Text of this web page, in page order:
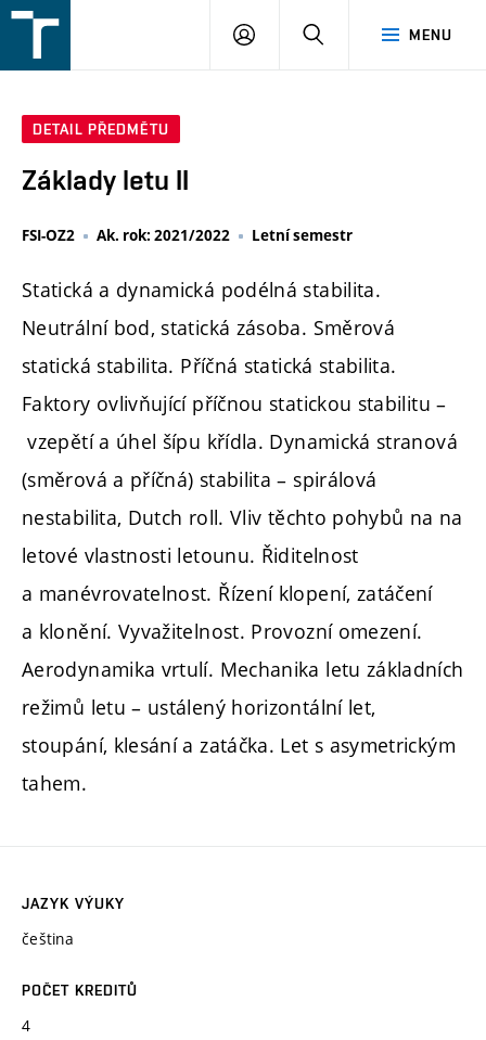
v
MENU
PŘIHLÁŠENÍ
DETAIL PŘEDMĚTU
Základy letu II
FSI-OZ2 Ak. rok: 2021/2022 Letní semestr
Statická a dynamická podélná stabilita.
Neutrální bod, statická zásoba. Směrová
statická stabilita. Příčná statická stabilita.
Faktory ovlivňující příčnou statickou stabilitu –
vzepětí a úhel šípu křídla. Dynamická stranová
(směrová a příčná) stabilita – spirálová
nestabilita, Dutch roll. Vliv těchto pohybů na na
letové vlastnosti letounu. Řiditelnost
a manévrovatelnost. Řízení klopení, zatáčení
a klonění. Vyvažitelnost. Provozní omezení.
Aerodynamika vrtulí. Mechanika letu základních
režimů letu – ustálený horizontální let,
stoupání, klesání a zatáčka. Let s asymetrickým
tahem.
JAZYK VÝUKY
čeština
POČET KREDITŮ
4